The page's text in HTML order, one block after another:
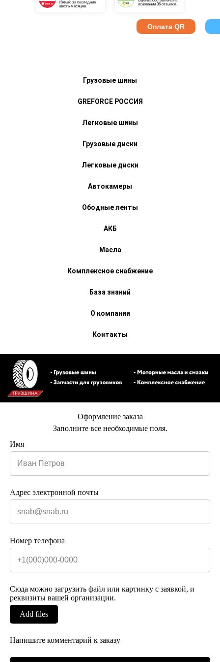
Оплата QR
основании 36 отзывов.
только за последние
шесть месяцев.
Грузовые шины
GREFORCE РОССИЯ
Легковые шины
Грузовые диски
Легковые диски
Автокамеры
Ободные ленты
АКБ
Масла
Комплексное снабжение
База знаний
О компании
Контакты
Оформление заказа
Заполните все необходимые поля.
Имя
Адрес электронной почты
Номер телефона
Сюда можно загрузить файл или картинку с заявкой, и
реквизиты вашей организации.
Add files
Напишите комментарий к заказу